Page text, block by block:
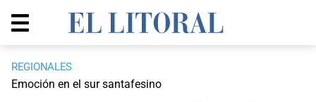
REGIONALES
Emoción en el sur santafesino